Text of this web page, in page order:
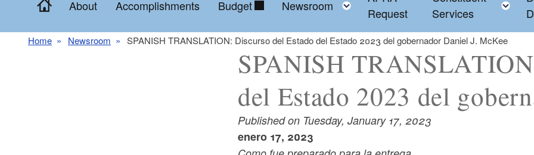
About Accomplishments Budget Newsroom
Request
Services
Home Newsroom SPANISH TRANSLATION: Discurso del Estado del Estado 2023 del gobernador Daniel J. McKee
SPANISH
del Estado 2023 del
Published on Tuesday, January 17, 2023
enero 17, 2023